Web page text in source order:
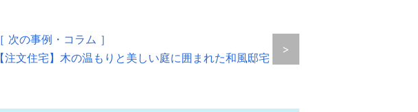
［ 次の事例・コラム ］
【注文住宅】木の温もりと美しい庭に囲まれた和風邸宅
>